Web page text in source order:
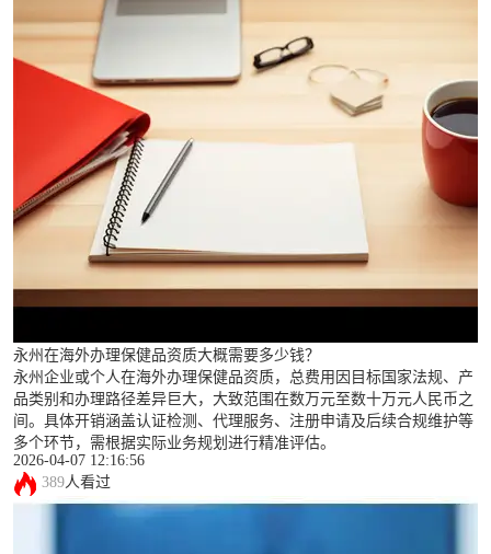
永州在海外办理保健品资质大概需要多少钱？
永州企业或个人在海外办理保健品资质，总费用因目标国家法规、产
品类别和办理路径差异巨大，大致范围在数万元至数十万元人民币之
间。具体开销涵盖认证检测、代理服务、注册申请及后续合规维护等
多个环节，需根据实际业务规划进行精准评估。
2026-04-07 12:16:56
389人看过